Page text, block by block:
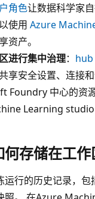
角色让数据科学家
使用 Azure
资产。
进行集中治理： hub
享安全设置、连接
Foundry 中心的资
Learning
存储在工作
行的历史记录，包